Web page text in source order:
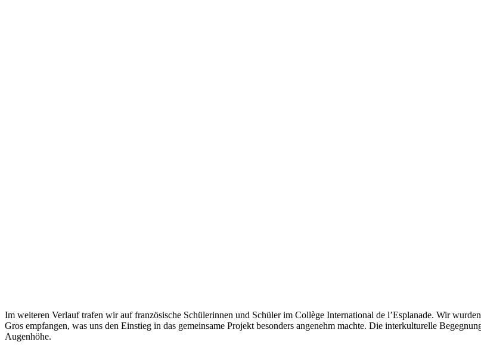
Im weiteren Verlauf trafen wir auf französische Schülerinnen und Schüler im Collège International de l’Esplanade. Wir
Gros empfangen, was uns den Einstieg in das gemeinsame Projekt besonders angenehm machte. Die interkulturelle
Augenhöhe.